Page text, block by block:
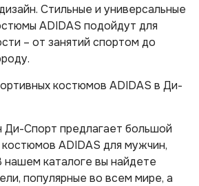
Стильные и универсальные
ADIDAS подойдут для
– от занятий спортом до
костюмов ADIDAS в Ди-
Ди-Спорт предлагает большой
ADIDAS для мужчин,
каталоге вы найдете
популярные во всем мире, а